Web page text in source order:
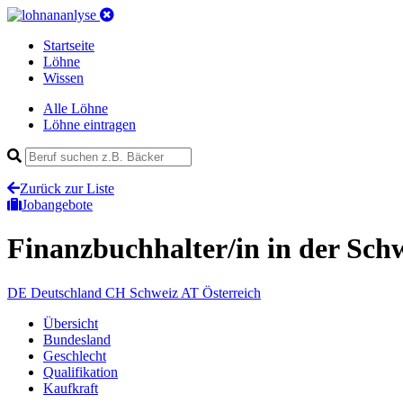
Startseite
Löhne
Wissen
Alle Löhne
Löhne eintragen
Zurück zur Liste
Jobangebote
Finanzbuchhalter/in in der
DE Deutschland CH Schweiz AT Österreich
Übersicht
Bundesland
Geschlecht
Qualifikation
Kaufkraft